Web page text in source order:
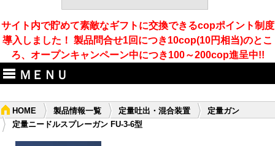
サイト内で貯めて素敵なギフトに交換できるcopポイント制度
導入しました！ 製品問合せ1回につき10cop(10円相当)のとこ
ろ、オープンキャンペーン中につき100～200cop進呈中!!
ＭＥＮＵ
HOME 製品情報一覧 定量吐出・混合装置
定量ガン
定量ニードルスプレーガン FU-3-6型